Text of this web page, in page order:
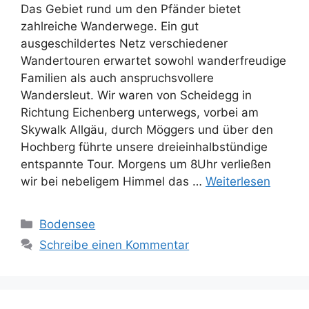
Das Gebiet rund um den Pfänder bietet
zahlreiche Wanderwege. Ein gut
ausgeschildertes Netz verschiedener
Wandertouren erwartet sowohl wanderfreudige
Familien als auch anspruchsvollere
Wandersleut. Wir waren von Scheidegg in
Richtung Eichenberg unterwegs, vorbei am
Skywalk Allgäu, durch Möggers und über den
Hochberg führte unsere dreieinhalbstündige
entspannte Tour. Morgens um 8Uhr verließen
wir bei nebeligem Himmel das … Weiterlesen
Kategorien
Bodensee
Schreibe einen Kommentar